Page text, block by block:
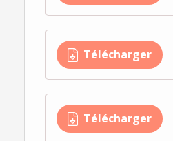
Télécharger
Télécharger